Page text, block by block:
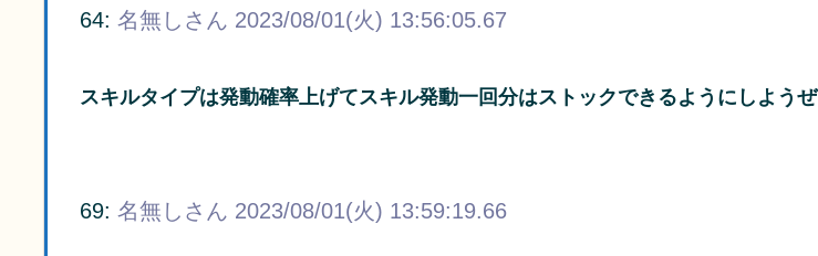
64: 名無しさん 2023/08/01(火) 13:56:05.67
スキルタイプは発動確率上げてスキル発動一回分はストックできるようにしようぜ
69: 名無しさん 2023/08/01(火) 13:59:19.66